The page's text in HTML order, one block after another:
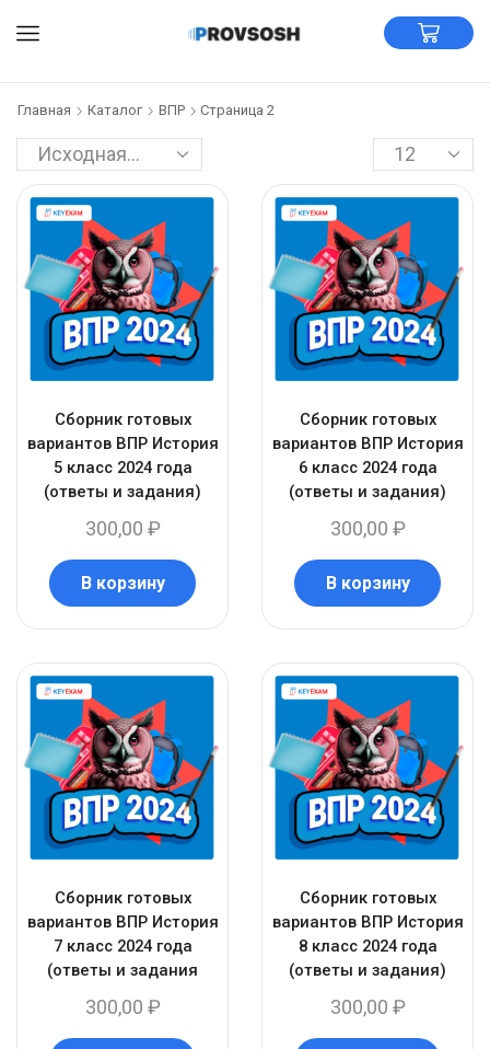
Главная Каталог ВПР Страница 2
Сборник готовых
вариантов ВПР История
5 класс 2024 года
(ответы и задания)
300,00 ₽
В корзину
Сборник готовых
вариантов ВПР История
6 класс 2024 года
(ответы и задания)
300,00 ₽
В корзину
Сборник готовых
вариантов ВПР История
7 класс 2024 года
(ответы и задания
300,00 ₽
Сборник готовых
вариантов ВПР История
8 класс 2024 года
(ответы и задания)
300,00 ₽